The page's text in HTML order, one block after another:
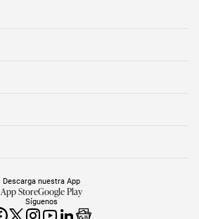
Síguenos
Descarga nuestra App
App StoreGoogle Play